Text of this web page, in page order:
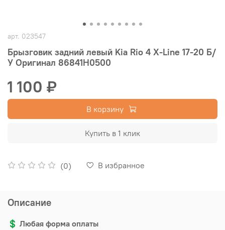
арт. 023547
Брызговик задний левый Kia Rio 4 X-Line 17-20 Б/
У Оригинал 86841H0500
(0) В избранное
1 100 ₽
В корзину
Купить в 1 клик
Описание
💲 Любая форма оплаты